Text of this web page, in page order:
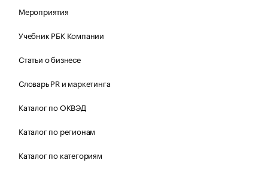
Мероприятия
Учебник РБК Компании
Статьи о бизнесе
Словарь PR и маркетинга
Каталог по ОКВЭД
Каталог по регионам
Каталог по категориям